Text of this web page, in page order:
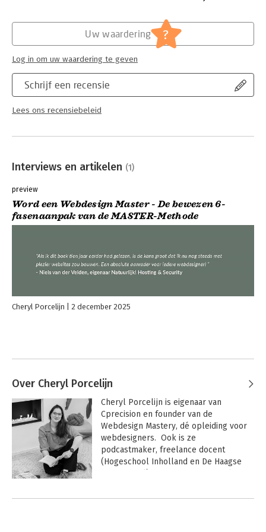
Internet en social media
Schrijf een recensie
Lees ons recensiebeleid
Uw waardering ?
Log in om uw waardering te geven
Interviews en artikelen (1)
preview
Word een Webdesign Master - De bewezen 6-
fasenaanpak van de MASTER-Methode
Cheryl Porcelijn 2 december 2025
Over Cheryl Porcelijn
Cheryl Porcelijn is eigenaar van
Cprecision en founder van de
Webdesign Mastery, dé opleiding voor
webdesigners.  Ook is ze
podcastmaker, freelance docent
(Hogeschool Inholland en De Haagse
gestructureerd en procesmatig werkt,